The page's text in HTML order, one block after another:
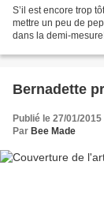
S’il est encore trop
mettre un peu de
dans la demi-
Bernadette
Publié le 27/01/
Par Bee Made